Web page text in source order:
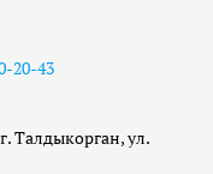
20-43
Талдыкорган, ул.